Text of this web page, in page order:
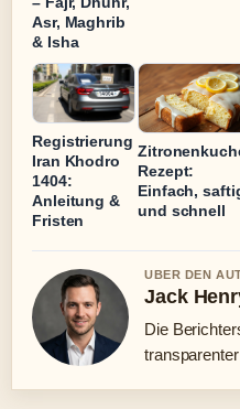
Asr, Maghrib
& Isha
Registrierung
Iran Khodro
1404:
Anleitung &
Fristen
Rezept:
Einfach,
und schnell
UBER DEN
Jack
Die